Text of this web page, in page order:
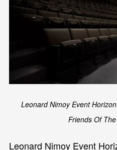
Leonard Nimoy Event
Friends Of
Leonard Nimoy Event